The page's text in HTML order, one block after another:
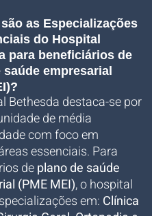
as Especializações
do Hospital
para beneficiários de
saúde empresarial
Bethesda destaca-se por
de média
com foco em
essenciais. Para
de plano de saúde
(PME MEI), o hospital
em: Clínica